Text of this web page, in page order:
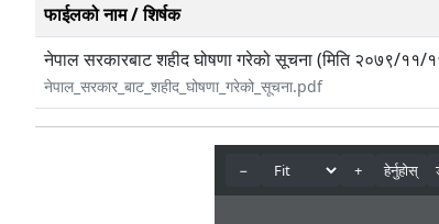
फाईलको नाम / शिर्षक
नेपाल सरकारबाट शहीद घोषणा गरेको सूचना (मिति २०७९/११/
नेपाल_सरकार_बाट_शहीद_घोषणा_गरेको_सूचना.pdf